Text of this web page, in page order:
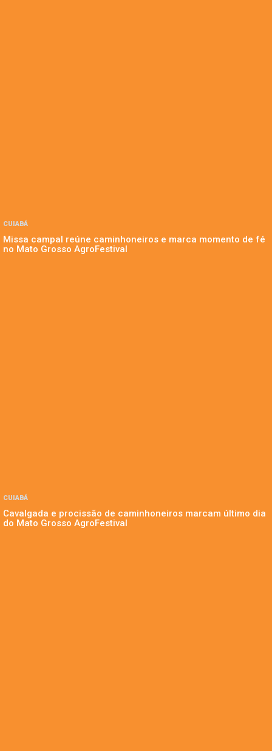
CUIABÁ
Missa campal reúne caminhoneiros e marca momento de fé
no Mato Grosso AgroFestival
CUIABÁ
Cavalgada e procissão de caminhoneiros marcam último dia
do Mato Grosso AgroFestival